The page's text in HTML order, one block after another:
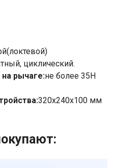
циклический.
рычаге:не более 35Н
320х240х100 мм